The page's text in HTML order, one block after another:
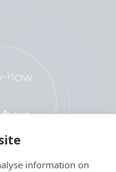
information on